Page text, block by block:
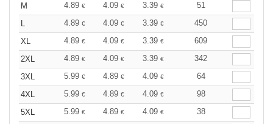
M
4.89 € 4.09 € 3.39 €
51
L
4.89 € 4.09 € 3.39 €
450
XL
4.89 € 4.09 € 3.39 €
609
2XL
4.89 € 4.09 € 3.39 €
342
3XL
5.99 € 4.89 € 4.09 €
64
4XL
5.99 € 4.89 € 4.09 €
98
5XL
5.99 € 4.89 € 4.09 €
38